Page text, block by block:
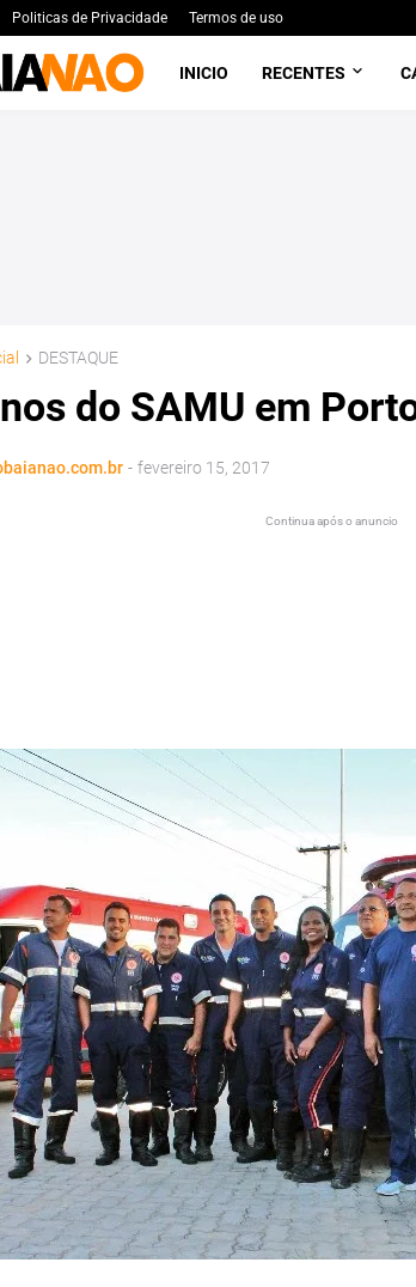
Politicas de Privacidade Termos de uso
INICIO RECENTES
DESTAQUE
do SAMU em
- fevereiro 15, 2017
Continua após o anuncio